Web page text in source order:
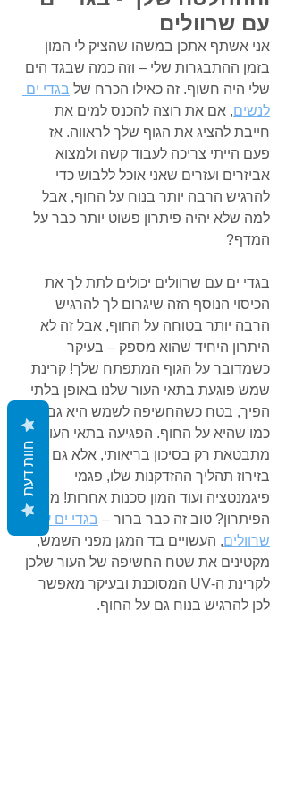
עם שרוולים
אני אשתף אתכן במשהו שהציק לי המון
בזמן ההתבגרות שלי – וזה כמה שבגד הים
שלי היה חשוף. זה כאילו הכרח של בגדי ים
לנשים, אם את רוצה להכנס למים את
חייבת להציג את הגוף שלך לראווה. אז
פעם הייתי צריכה לעבוד קשה ולמצוא
אביזרים ועזרים שאני אוכל ללבוש כדי
להרגיש הרבה יותר בנוח על החוף, אבל
למה שלא יהיה פיתרון פשוט יותר כבר על
המדף?
בגדי ים עם שרוולים יכולים לתת לך את
הכיסוי הנוסף הזה שיגרום לך להרגיש
הרבה יותר בטוחה על החוף, אבל זה לא
היתרון היחיד שהוא מספק – בעיקר
כשמדובר על הגוף המתפתח שלך! קרינת
שמש פוגעת בתאי העור שלנו באופן בלתי
הפיך, בטח כשהחשיפה לשמש היא גבוהה
כמו שהיא על החוף. הפגיעה בתאי העור לא
מתבטאת רק בסיכון בריאותי, אלא גם
בזירוז תהליך ההזדקנות שלו, פגמי
פיגמנטציה ועוד המון סכנות אחרות! מה
הפיתרון? טוב זה כבר ברור – בגדי ים עם
שרוולים, העשויים בד המגן מפני השמש,
מקטינים את שטח החשיפה של העור שלכן
לקרינת ה-UV המסוכנת ובעיקר מאפשר
לכן להרגיש בנוח גם על החוף.
חוות דעת